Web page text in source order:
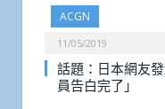
ACGN
11/05/2019
話題：日本網友
員告白完了」